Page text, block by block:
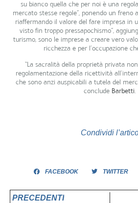
su bianco quella che per noi è una regola
mercato stesse regole”, ponendo un freno
riaffermando il valore del fare impresa in
visto fin troppo pressapochismo”,
turismo, sono le imprese a creare vero
ricchezza e per l’occupazione
“La sacralità della proprietà privata
regolamentazione della ricettività
che sono anzi auspicabili a tutela del
conclude Barbetti
Condividi
FACEBOOK TWITTER
PRECEDENTI